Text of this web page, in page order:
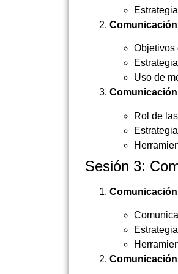
Objetivos
Uso de
Rol de
Sesión 3: